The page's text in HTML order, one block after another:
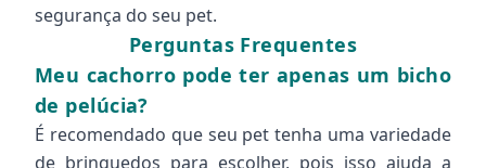
segurança do seu pet.
Perguntas Frequentes
Meu cachorro pode ter apenas um bicho
de pelúcia?
É recomendado que seu pet tenha uma variedade
de brinquedos para escolher, pois isso ajuda a